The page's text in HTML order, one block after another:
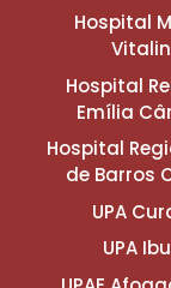
Hospital
Hospital
Emília
Hospital
de Barros
UPA
UPA